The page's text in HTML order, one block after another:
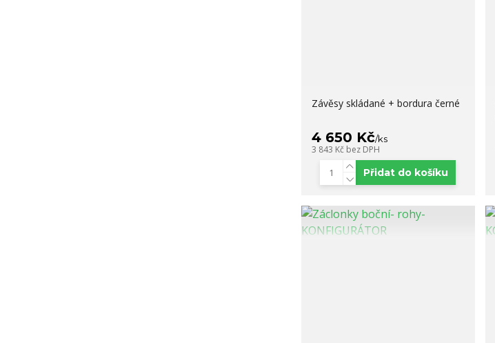
Závěsy skládané + bordura černé
4 650 Kč/ks
3 843 Kč bez DPH
Přidat do košíku